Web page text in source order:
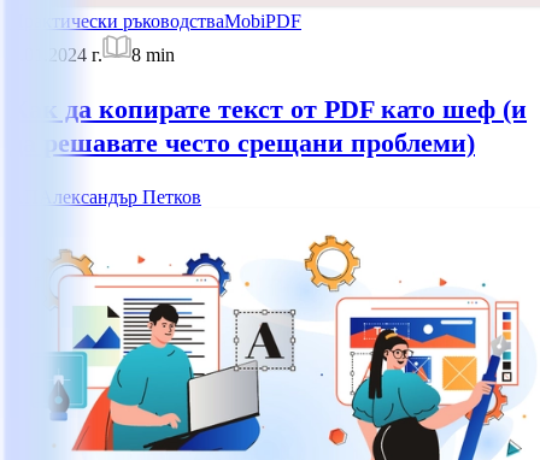
Практически ръководстваMobiPDF
8.01.2024 г.
8 min
Как да копирате текст от PDF като шеф (и
да решавате често срещани проблеми)
Александър Петков